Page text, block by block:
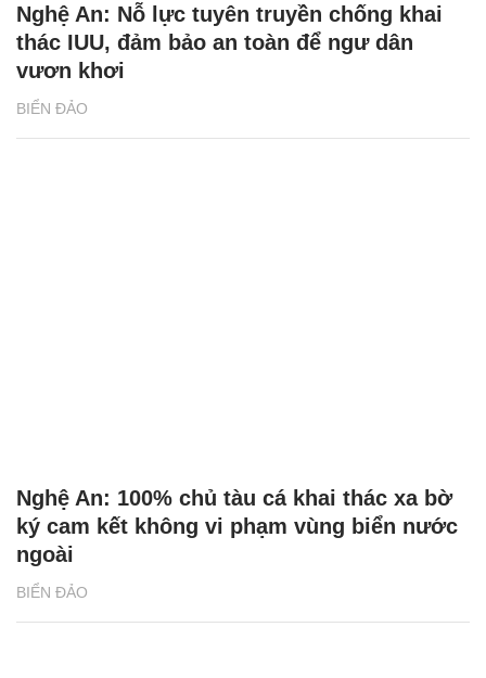
BIỂN ĐẢO
Nghệ An: Nỗ lực tuyên truyền chống khai
thác IUU, đảm bảo an toàn để ngư dân
vươn khơi
BIỂN ĐẢO
Nghệ An: 100% chủ tàu cá khai thác xa bờ
ký cam kết không vi phạm vùng biển nước
ngoài